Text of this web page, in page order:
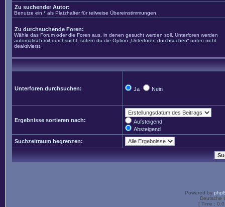
Zu suchender Autor:
Benutze ein * als Platzhalter für teilweise Übereinstimmungen.
Zu durchsuchende Foren:
Wähle das Forum oder die Foren aus, in denen gesucht werden soll. Unterforen werden
automatisch mit durchsucht, sofern du die Option „Unterforen durchsuchen“ unten nicht
deaktivierst.
Unterforen durchsuchen: Ja Nein
Ergebnisse sortieren nach:
Aufsteigend
Absteigend
Suchzeitraum begrenzen:
Powered by
Deutsche
[ Time :